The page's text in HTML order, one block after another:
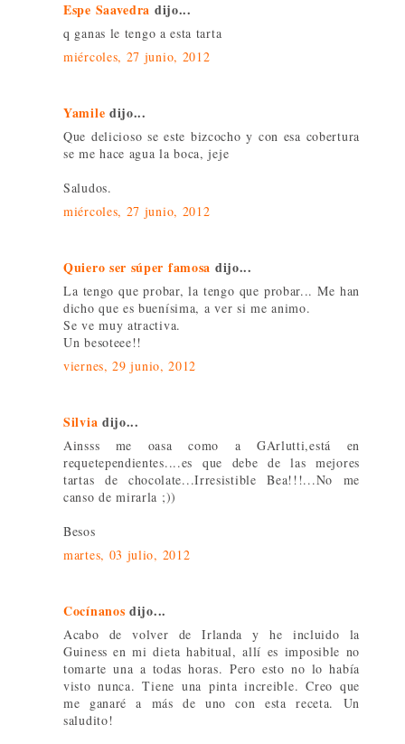
Espe Saavedra dijo...
q ganas le tengo a esta tarta
miércoles, 27 junio, 2012
Yamile dijo...
Que delicioso se este bizcocho y con esa cobertura
se me hace agua la boca, jeje
Saludos.
miércoles, 27 junio, 2012
Quiero ser súper famosa dijo...
La tengo que probar, la tengo que probar... Me han
dicho que es buenísima, a ver si me animo.
Se ve muy atractiva.
Un besoteee!!
viernes, 29 junio, 2012
Silvia dijo...
Ainsss me oasa como a GArlutti,está en
requetependientes....es que debe de las mejores
tartas de chocolate...Irresistible Bea!!!...No me
canso de mirarla ;))
Besos
martes, 03 julio, 2012
Cocínanos dijo...
Acabo de volver de Irlanda y he incluido la
Guiness en mi dieta habitual, allí es imposible no
tomarte una a todas horas. Pero esto no lo había
visto nunca. Tiene una pinta increible. Creo que
me ganaré a más de uno con esta receta. Un
saludito!